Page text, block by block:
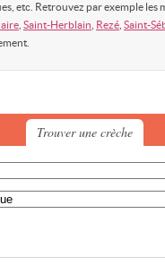
etc. Retrouvez par exemple les
, Saint-Herblain Rezé, Saint-
Trouver une crèche